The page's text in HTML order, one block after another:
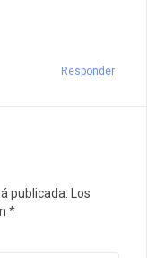
Responder
publicada. Los
*